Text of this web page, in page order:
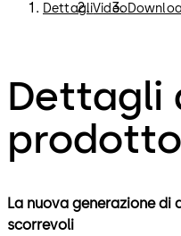
DettagliVideo
Dettagli
prodotto
La nuova generazione
scorrevoli